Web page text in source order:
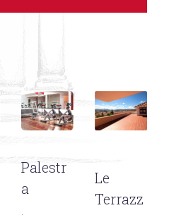
Palestr
a
Le
Terrazz